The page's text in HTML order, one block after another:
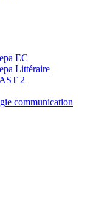
EC
Littéraire
2
communication